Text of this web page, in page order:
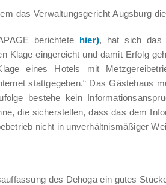
das Verwaltungsgericht Augsburg
berichtete hier), hat sich das
Klage eingereicht und damit Erfolg
eines Hotels mit
stattgegeben.“ Das Gästehaus
bestehe kein
die sicherstellen, dass das dem
nicht in unverhältnismäßiger
des Dehoga ein gutes